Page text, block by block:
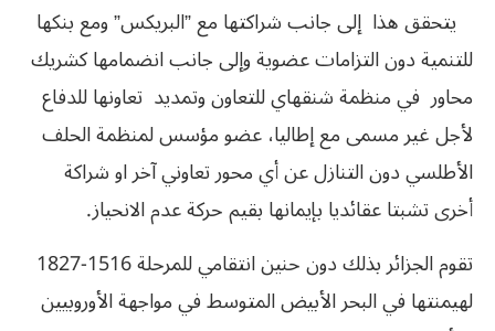
يتحقق هذا إلى جانب شراكتها مع ”البريكس” ومع بنكها
للتنمية دون التزامات عضوية وإلى جانب انضمامها كشريك
محاور في منظمة شنقهاي للتعاون وتمديد تعاونها للدفاع
لأجل غير مسمى مع إطاليا، عضو مؤسس لمنظمة الحلف
الأطلسي دون التنازل عن أي محور تعاوني آخر او شراكة
أخرى تشبتا عقائديا بإيمانها بقيم حركة عدم الانحياز.
تقوم الجزائر بذلك دون حنين انتقامي للمرحلة 1516-1827
لهيمنتها في البحر الأبيض المتوسط في مواجهة الأوروبيين